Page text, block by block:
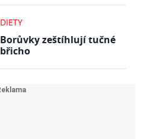
DIETY
Borůvky zeštíhlují tučné
břicho